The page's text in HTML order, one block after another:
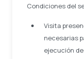
Condiciones del
Visita
necesarias
ejecución